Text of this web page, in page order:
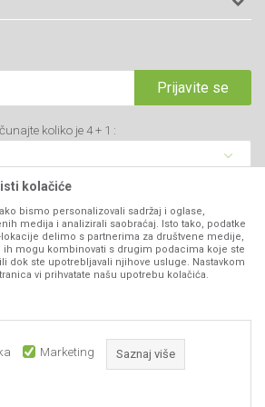
Prijavite se
koliko je 4 + 1 :
Prijavite se
kolačiće
bismo personalizovali sadržaj i oglase,
medija i analizirali saobraćaj. Isto tako, podatke
delimo s partnerima za društvene medije,
ih mogu kombinovati s drugim podacima koje ste
dok ste upotrebljavali njihove usluge. Nastavkom
vi prihvatate našu upotrebu kolačića.
Marketing Saznaj više